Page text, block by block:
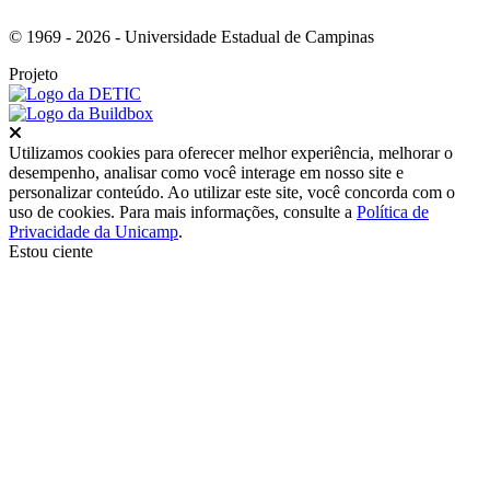
© 1969 - 2026 - Universidade Estadual de Campinas
Projeto
Utilizamos cookies para oferecer melhor experiência, melhorar o
desempenho, analisar como você interage em nosso site e
personalizar conteúdo. Ao utilizar este site, você concorda com o
uso de cookies. Para mais informações, consulte a Política de
Privacidade da Unicamp.
Estou ciente